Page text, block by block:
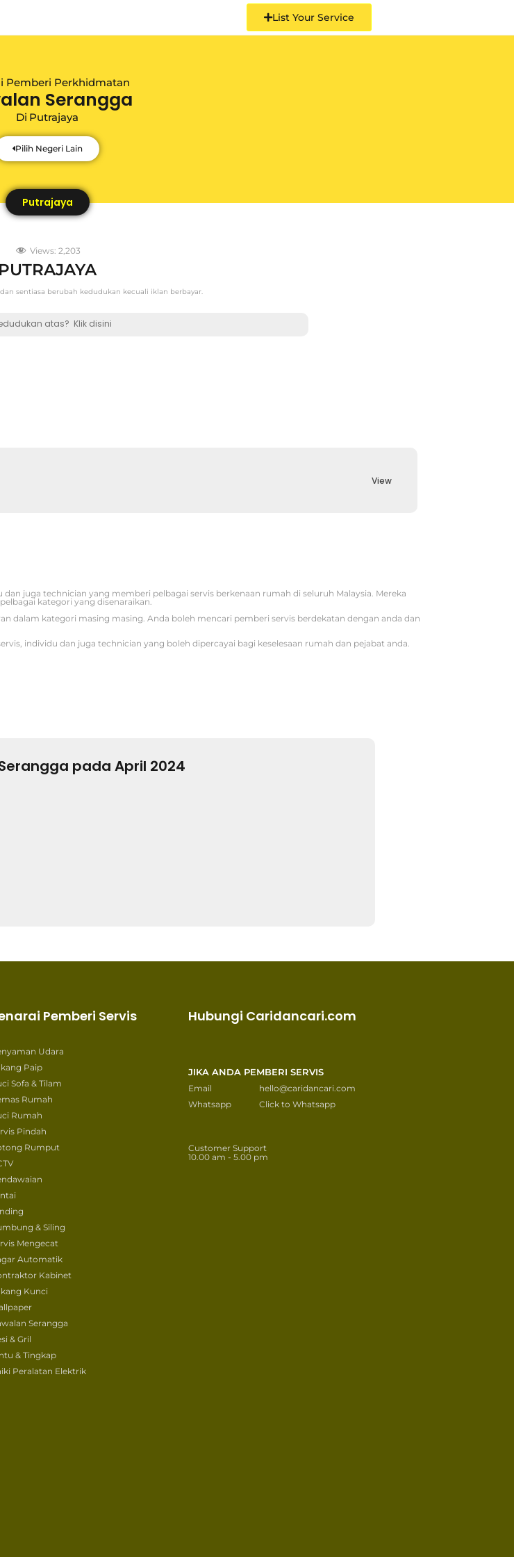
List Your Service
Pemberi Perkhidmatan
Serangga
Di Putrajaya
Pilih Negeri Lain
Putrajaya
Views: 2,203
PUTRAJAYA
sentiasa berubah kedudukan kecuali iklan berbayar.
atas? Klik disini
View
juga technician yang memberi pelbagai servis berkenaan rumah di seluruh Malaysia. Mereka
kategori yang disenaraikan.
dalam kategori masing masing. Anda boleh mencari pemberi servis berdekatan dengan anda dan
individu dan juga technician yang boleh dipercayai bagi keselesaan rumah dan pejabat anda.
pada April 2024
Pemberi Servis
Udara
Paip
Sofa & Tilam
Rumah
Rumah
Pindah
Rumput
& Siling
Mengecat
Automatik
Kabinet
Kunci
Serangga
& Gril
& Tingkap
Peralatan Elektrik
Hubungi Caridancari.com
JIKA ANDA PEMBERI SERVIS
Email
hello@caridancari.com
Whatsapp
Click to Whatsapp
Customer Support
10.00 am - 5.00 pm